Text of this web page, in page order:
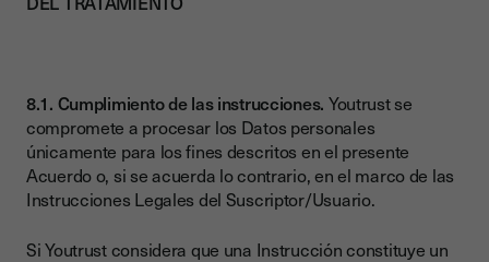
8.1. Cumplimiento de las instrucciones. Youtrust se
compromete a procesar los Datos personales
únicamente para los fines descritos en el presente
Acuerdo o, si se acuerda lo contrario, en el marco de las
Instrucciones Legales del Suscriptor/Usuario.
Si Youtrust considera que una Instrucción constituye un